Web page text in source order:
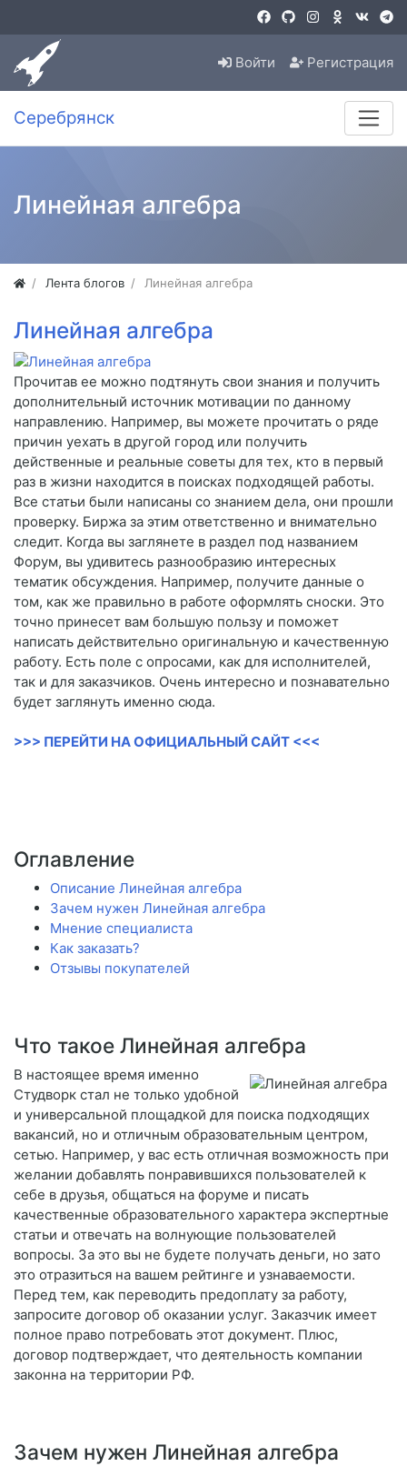
Войти Регистрация
Серебрянск
Линейная алгебра
Лента блогов Линейная алгебра
Линейная алгебра
Прочитав ее можно подтянуть свои знания и получить
дополнительный источник мотивации по данному
направлению. Например, вы можете прочитать о ряде
причин уехать в другой город или получить
действенные и реальные советы для тех, кто в первый
раз в жизни находится в поисках подходящей работы.
Все статьи были написаны со знанием дела, они прошли
проверку. Биржа за этим ответственно и внимательно
следит. Когда вы заглянете в раздел под названием
Форум, вы удивитесь разнообразию интересных
тематик обсуждения. Например, получите данные о
том, как же правильно в работе оформлять сноски. Это
точно принесет вам большую пользу и поможет
написать действительно оригинальную и качественную
работу. Есть поле с опросами, как для исполнителей,
так и для заказчиков. Очень интересно и познавательно
будет заглянуть именно сюда.
>>> ПЕРЕЙТИ НА ОФИЦИАЛЬНЫЙ САЙТ <<<
Оглавление
Описание Линейная алгебра
Зачем нужен Линейная алгебра
Мнение специалиста
Как заказать?
Отзывы покупателей
Что такое Линейная алгебра
В настоящее время именно
Студворк стал не только удобной
и универсальной площадкой для поиска подходящих
вакансий, но и отличным образовательным центром,
сетью. Например, у вас есть отличная возможность при
желании добавлять понравившихся пользователей к
себе в друзья, общаться на форуме и писать
качественные образовательного характера экспертные
статьи и отвечать на волнующие пользователей
вопросы. За это вы не будете получать деньги, но зато
это отразиться на вашем рейтинге и узнаваемости.
Перед тем, как переводить предоплату за работу,
запросите договор об оказании услуг. Заказчик имеет
полное право потребовать этот документ. Плюс,
договор подтверждает, что деятельность компании
законна на территории РФ.
Зачем нужен Линейная алгебра